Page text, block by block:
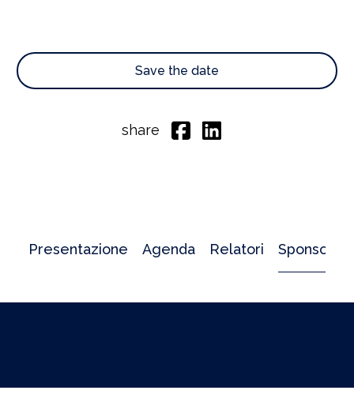
Save the date
share
Presentazione Agenda Relatori Sponsor